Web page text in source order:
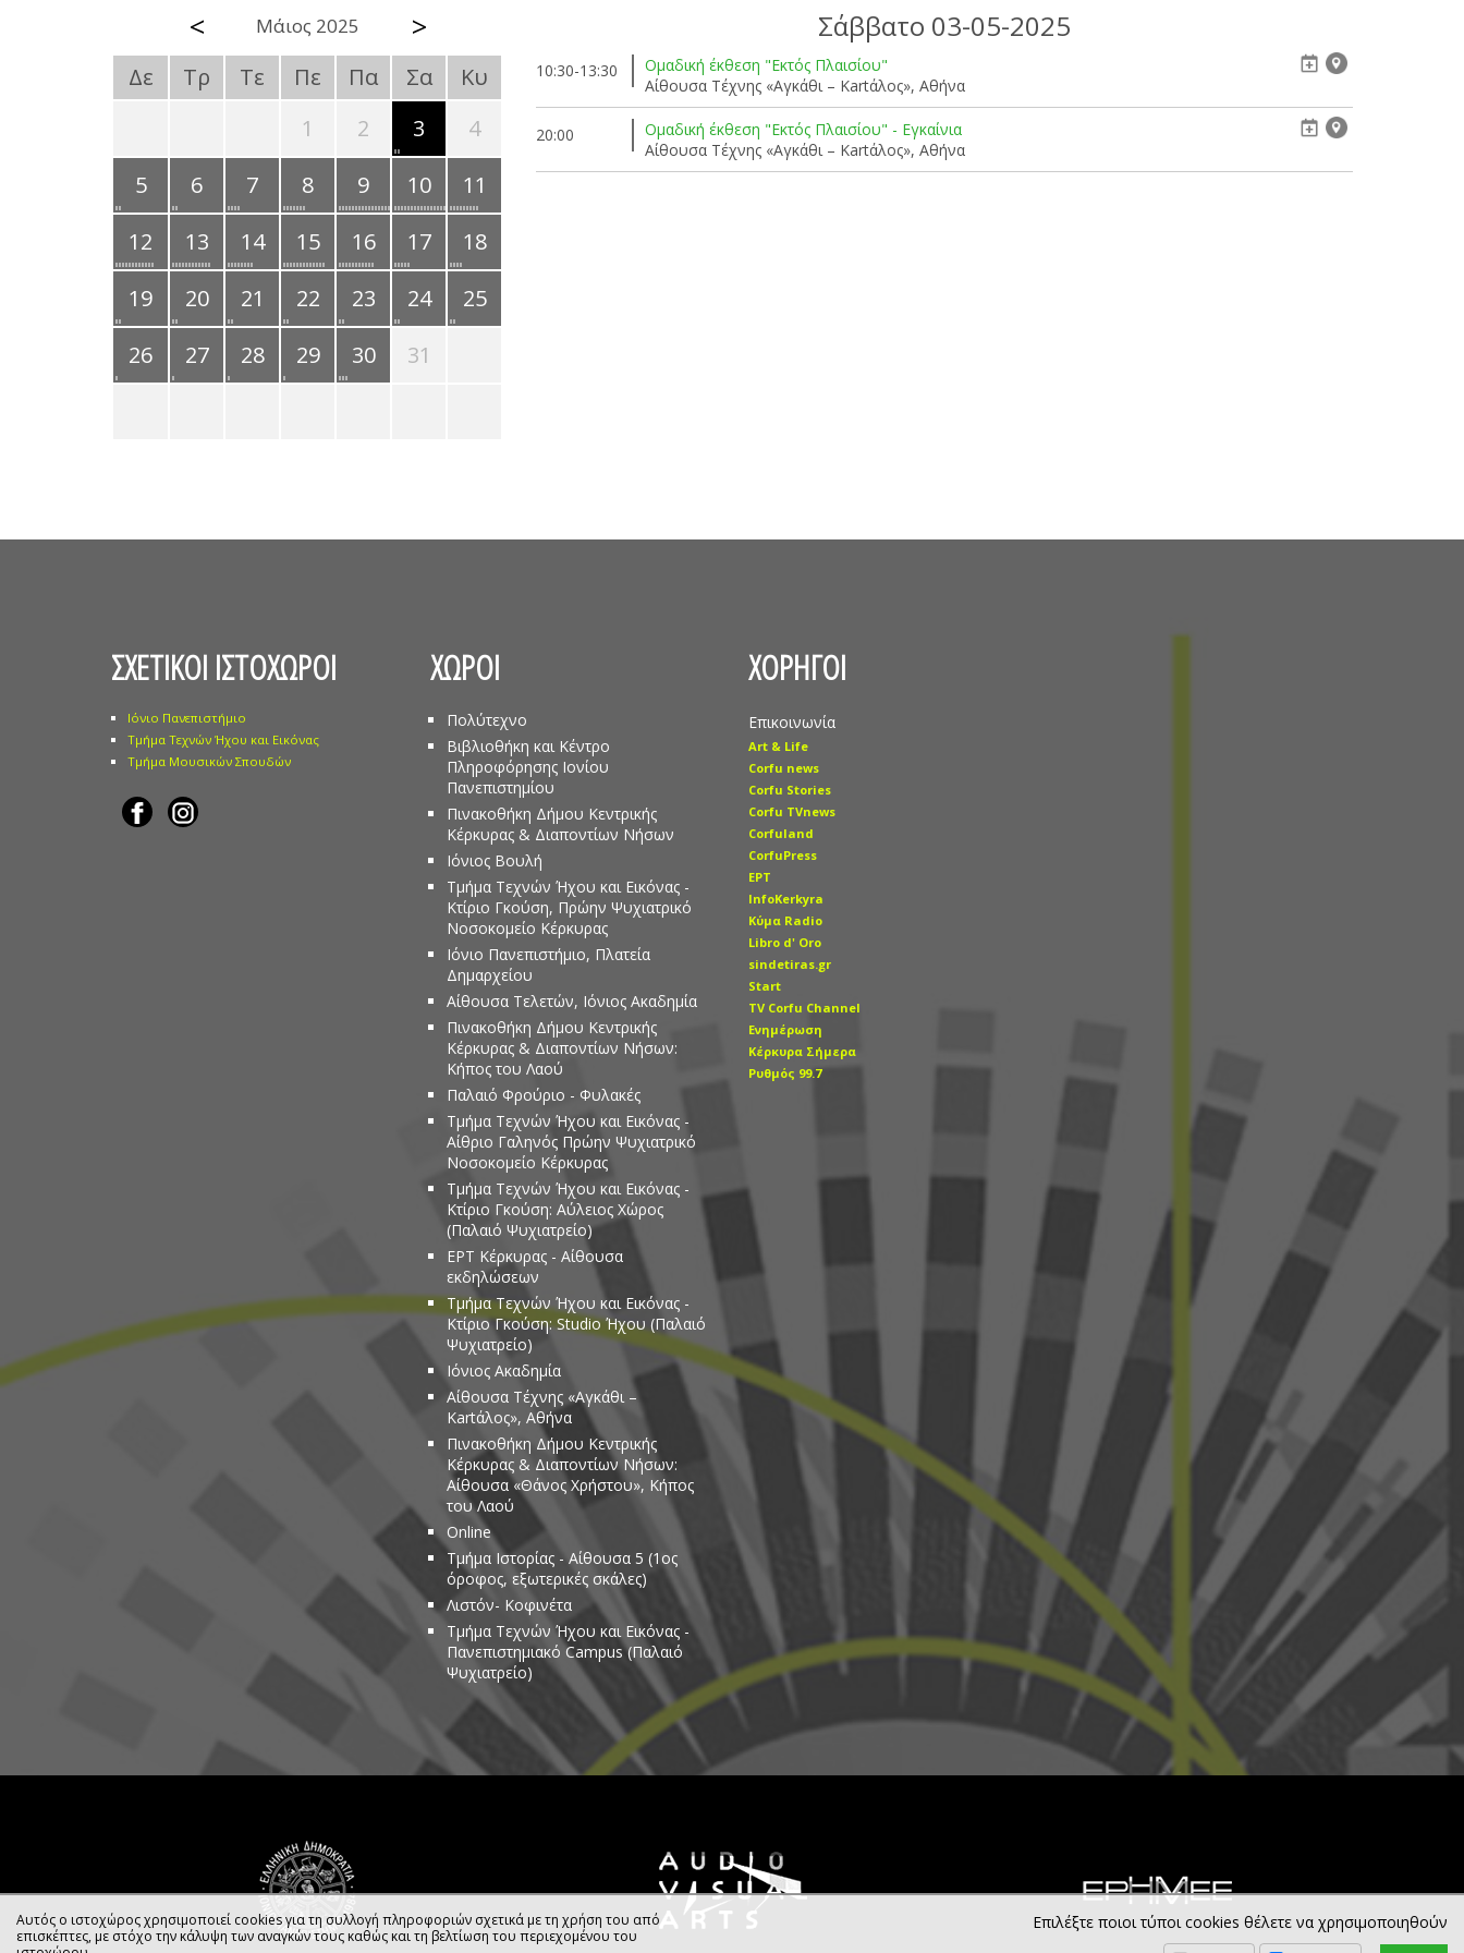
< Μάιος 2025 >
Δε Τρ Τε Πε Πα Σα
Κυ
1
2 3
4
5
6 7 8 9 10
11
12
13 14 15 16 17
18
19
20 21 22 23 24
25
26
27 28 29 30 31
Σάββατο 03-05-2025
10:30-13:30
Ομαδική έκθεση "Εκτός Πλαισίου"
Αίθουσα Τέχνης «Αγκάθι – Kartάλος», Αθήνα
20:00
Ομαδική έκθεση "Εκτός Πλαισίου" - Εγκαίνια
Αίθουσα Τέχνης «Αγκάθι – Kartάλος», Αθήνα
ΣΧΕΤΙΚΟΙ ΙΣΤΟΧΩΡΟΙ
Ιόνιο Πανεπιστήμιο
Τμήμα Τεχνών Ήχου και Εικόνας
Τμήμα Μουσικών Σπουδών
ΧΩΡΟΙ
Πολύτεχνο
Βιβλιοθήκη και Κέντρο
Πληροφόρησης Ιονίου
Πανεπιστημίου
Πινακοθήκη Δήμου Κεντρικής
Κέρκυρας & Διαποντίων Νήσων
Ιόνιος Βουλή
Τμήμα Τεχνών Ήχου και Εικόνας -
Κτίριο Γκούση, Πρώην Ψυχιατρικό
Νοσοκομείο Κέρκυρας
Ιόνιο Πανεπιστήμιο, Πλατεία
Δημαρχείου
Αίθουσα Τελετών, Ιόνιος Ακαδημία
Πινακοθήκη Δήμου Κεντρικής
Κέρκυρας & Διαποντίων Νήσων:
Κήπος του Λαού
Παλαιό Φρούριο - Φυλακές
Τμήμα Τεχνών Ήχου και Εικόνας -
Αίθριο Γαληνός Πρώην Ψυχιατρικό
Νοσοκομείο Κέρκυρας
Τμήμα Τεχνών Ήχου και Εικόνας -
Κτίριο Γκούση: Αύλειος Χώρος
(Παλαιό Ψυχιατρείο)
ΕΡΤ Κέρκυρας - Αίθουσα
εκδηλώσεων
Τμήμα Τεχνών Ήχου και Εικόνας -
Κτίριο Γκούση: Studio Ήχου (Παλαιό
Ψυχιατρείο)
Ιόνιος Ακαδημία
Αίθουσα Τέχνης «Αγκάθι –
Kartάλος», Αθήνα
Πινακοθήκη Δήμου Κεντρικής
Κέρκυρας & Διαποντίων Νήσων:
Αίθουσα «Θάνος Χρήστου», Κήπος
του Λαού
Online
Τμήμα Ιστορίας - Αίθουσα 5 (1ος
όροφος, εξωτερικές σκάλες)
Λιστόν- Κοφινέτα
Τμήμα Τεχνών Ήχου και Εικόνας -
Πανεπιστημιακό Campus (Παλαιό
Ψυχιατρείο)
ΧΟΡΗΓΟΙ
Επικοινωνία
Art & Life
Corfu news
Corfu Stories
Corfu TVnews
Corfuland
CorfuPress
EΡT
InfoKerkyra
Kύμα Radio
Libro d' Οro
sindetiras.gr
Start
TV Corfu Channel
Ενημέρωση
Κέρκυρα Σήμερα
Ρυθμός 99.7
Αυτός ο ιστοχώρος χρησιμοποιεί cookies για τη συλλογή πληροφοριών σχετικά με τη χρήση του από
επισκέπτες, με στόχο την κάλυψη των αναγκών τους καθώς και τη βελτίωση του περιεχομένου του
Επιλέξτε ποιοι τύποι cookies θέλετε να χρησιμοποιηθούν